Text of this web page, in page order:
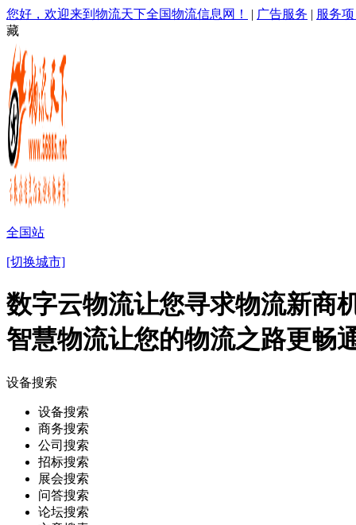
您好，欢迎来到物流天下全国物流信息网！ | 广告服务 | 服务
藏
全国站
[切换城市]
数字云物流让您寻求物流新商
智慧物流让您的物流之路更畅
设备搜索
设备搜索
商务搜索
公司搜索
招标搜索
展会搜索
问答搜索
论坛搜索